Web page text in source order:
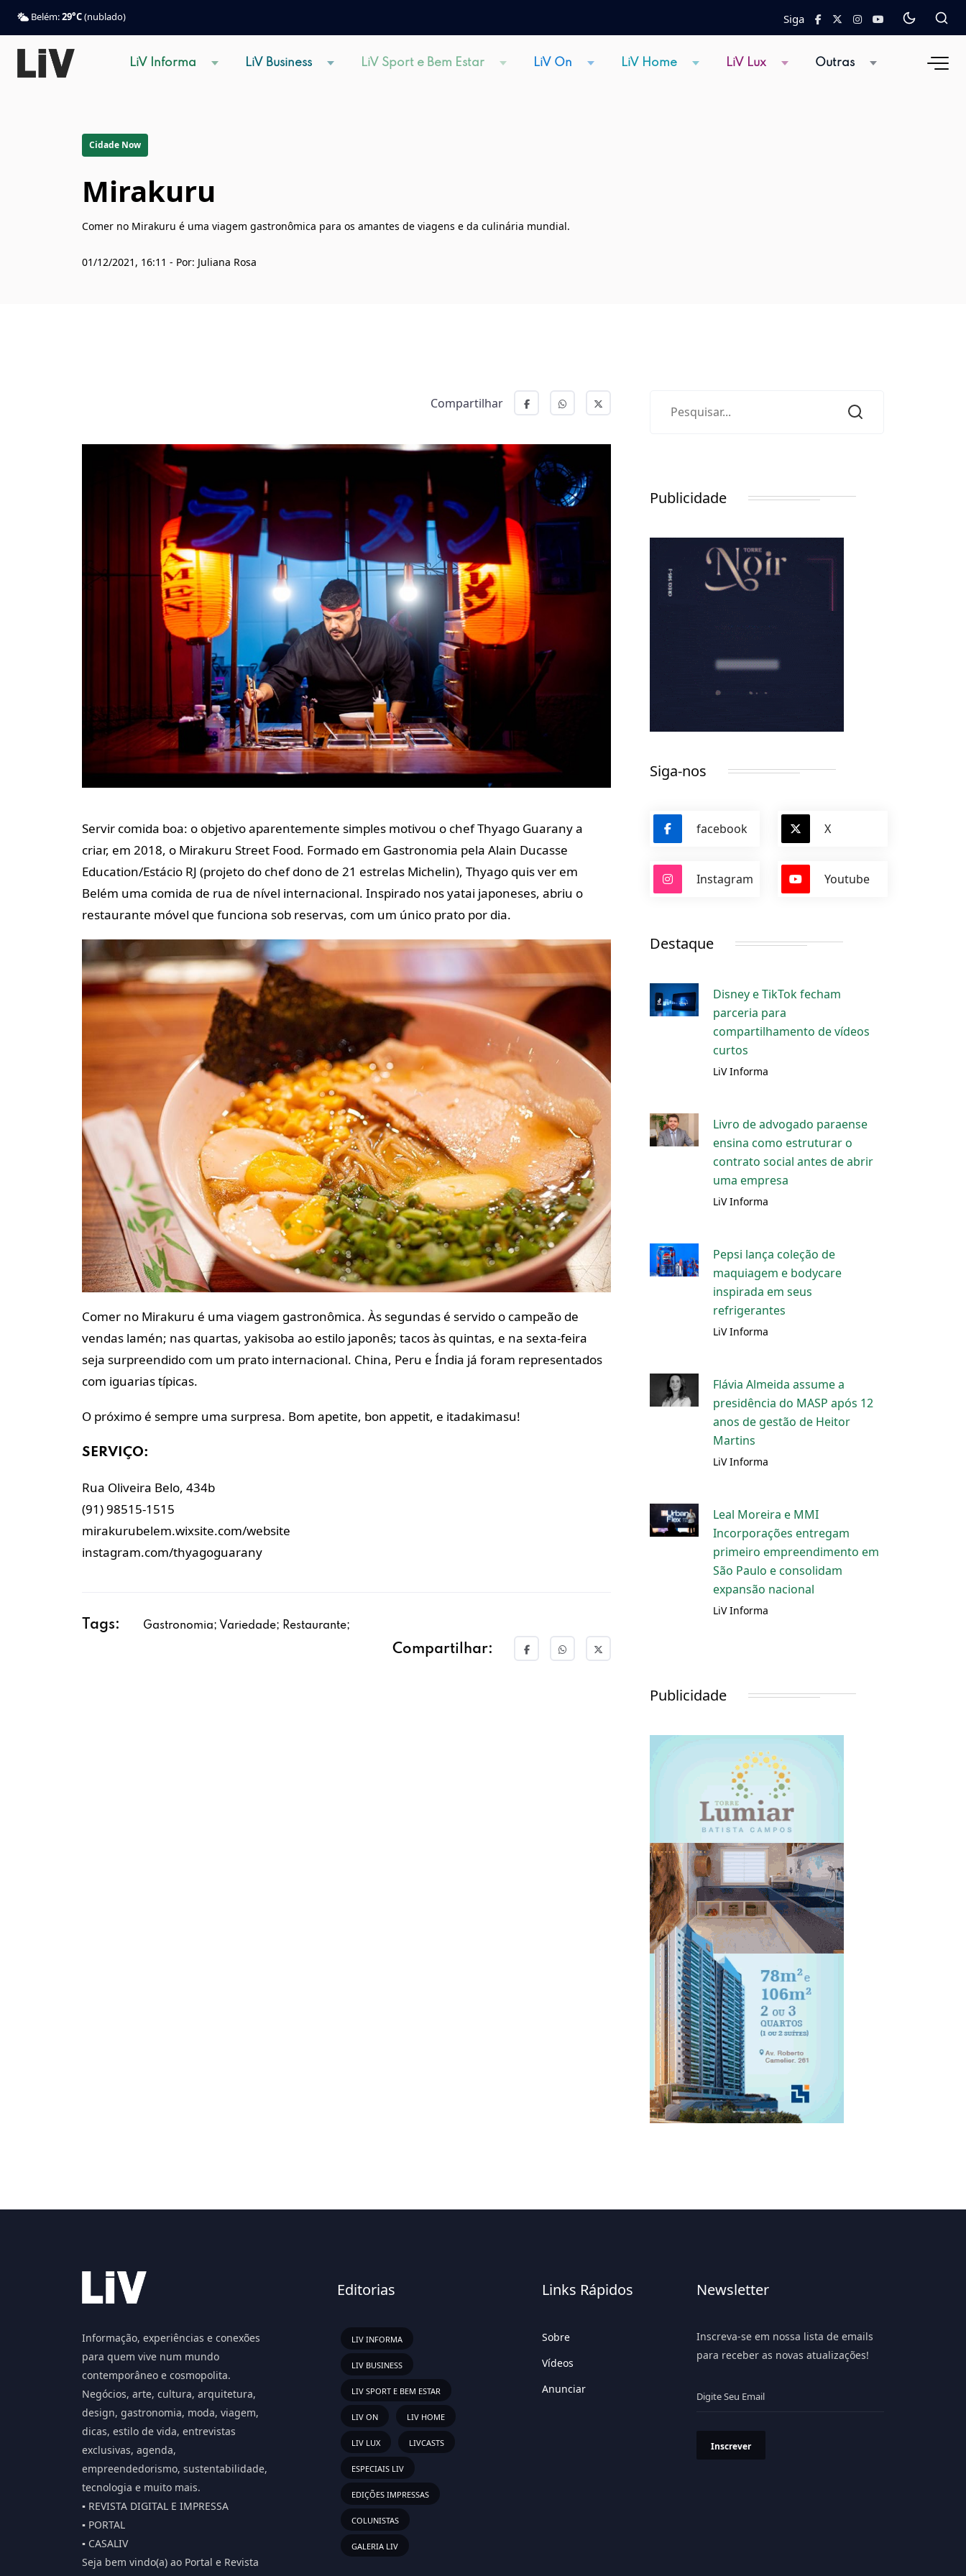
Belém:29°C(nublado) Siga
LiV Informa LiV Business LiV Sport e Bem Estar LiV On LiV Home LiV Lux Outras
Cidade Now
Mirakuru
Comer no Mirakuru é uma viagem gastronômica para os amantes de viagens e da culinária mundial.
01/12/2021, 16:11 - Por: Juliana Rosa
Compartilhar
Servir comida boa: o objetivo aparentemente simples motivou o chef Thyago Guarany a
criar, em 2018, o Mirakuru Street Food. Formado em Gastronomia pela Alain Ducasse
Education/Estácio RJ (projeto do chef dono de 21 estrelas Michelin), Thyago quis ver em
Belém uma comida de rua de nível internacional. Inspirado nos yatai japoneses, abriu o
restaurante móvel que funciona sob reservas, com um único prato por dia.
Comer no Mirakuru é uma viagem gastronômica. Às segundas é servido o campeão de
vendas lamén; nas quartas, yakisoba ao estilo japonês; tacos às quintas, e na sexta-feira
seja surpreendido com um prato internacional. China, Peru e Índia já foram representados
com iguariastípicas.
O próximo é sempre uma surpresa. Bom apetite, bon appetit, e itadakimasu!
SERVIÇO:
Rua Oliveira Belo, 434b
(91) 98515-1515
mirakurubelem.wixsite.com/website
instagram.com/thyagoguarany
Tags: Gastronomia; Variedade; Restaurante;
Compartilhar:
Publicidade
Siga-nos
facebook X
Instagram Youtube
Destaque
Disney e TikTok fecham
parceria para
compartilhamento de vídeos
curtos
LiV Informa
Livro de advogado paraense
ensina como estruturar o
contrato social antes de abrir
uma empresa
LiV Informa
Pepsi lança coleção de
maquiagem e bodycare
inspirada em seus
refrigerantes
LiV Informa
Flávia Almeida assume a
presidência do MASP após 12
anos de gestão de Heitor
Martins
LiV Informa
Leal Moreira e MMI
Incorporações entregam
primeiro empreendimento em
São Paulo e consolidam
expansão nacional
LiV Informa
Publicidade
Informação, experiências e conexões
para quem vive num mundo
contemporâneo e cosmopolita.
Negócios, arte, cultura, arquitetura,
design, gastronomia, moda, viagem,
dicas, estilo de vida, entrevistas
exclusivas, agenda,
empreendedorismo, sustentabilidade,
tecnologia e muito mais.
▪️ REVISTA DIGITAL E IMPRESSA
▪️ PORTAL
▪️ CASALIV
Seja bem vindo(a) ao Portal e Revista
Editorias
LIV INFORMA
LIV BUSINESS
LIV SPORT E BEM ESTAR
LIV ON LIV HOME
LIV LUX LIVCASTS
ESPECIAIS LIV
EDIÇÕES IMPRESSAS
COLUNISTAS
GALERIA LIV
Links Rápidos
Sobre
Vídeos
Anunciar
Newsletter
Inscreva-se em nossa lista de emails
para receber as novas atualizações!
Inscrever